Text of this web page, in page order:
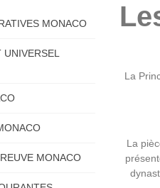
MONACO
MONACO
La
La